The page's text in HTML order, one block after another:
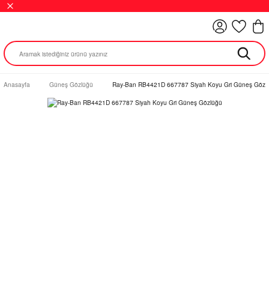
Anasayfa Güneş Gözlüğü Ray-Ban RB4421D 667787 Siyah Koyu Gri Güneş